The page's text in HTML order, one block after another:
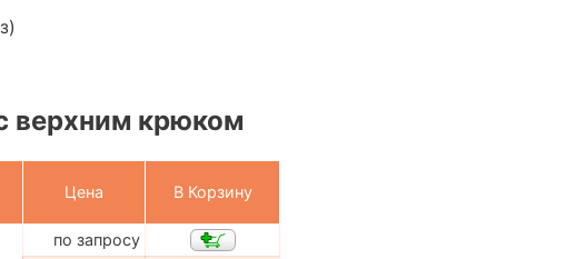
верхним крюком
Цена В Корзину
по запросу